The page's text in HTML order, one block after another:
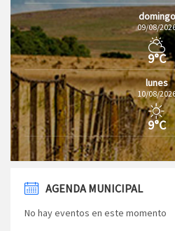
domingo
09/08/
9°C
lunes
10/08/
9°C
AGENDA MUNICIPAL
No hay eventos en este momento